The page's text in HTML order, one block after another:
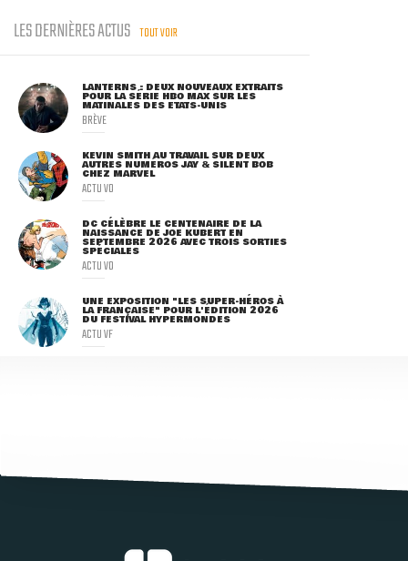
LES DERNIÈRES ACTUS TOUT VOIR
LANTERNS : DEUX NOUVEAUX EXTRAITS
POUR LA SÉRIE HBO MAX SUR LES
MATINALES DES ETATS-UNIS
BRÈVE
KEVIN SMITH AU TRAVAIL SUR DEUX
AUTRES NUMÉROS JAY & SILENT BOB
CHEZ MARVEL
ACTU VO
DC CÉLÈBRE LE CENTENAIRE DE LA
NAISSANCE DE JOE KUBERT EN
SEPTEMBRE 2026 AVEC TROIS SORTIES
SPÉCIALES
ACTU VO
UNE EXPOSITION "LES SUPER-HÉROS À
LA FRANÇAISE" POUR L'ÉDITION 2026
DU FESTIVAL HYPERMONDES
ACTU VF